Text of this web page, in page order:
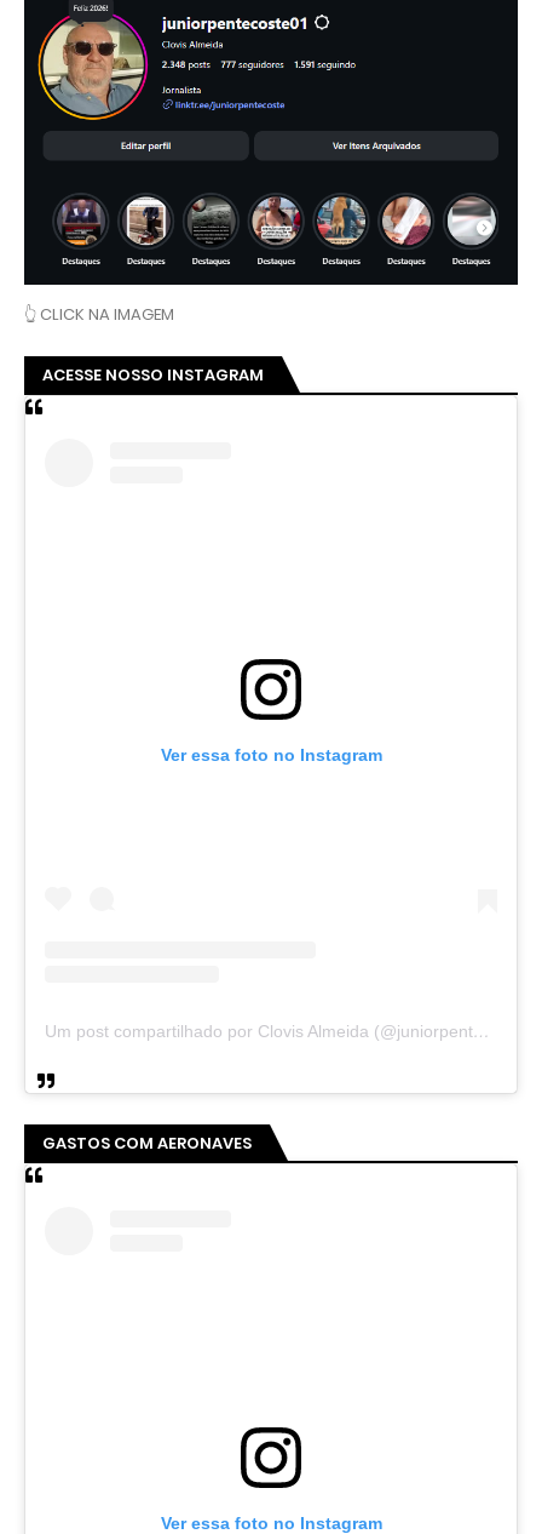
👆 CLICK NA IMAGEM
ACESSE NOSSO INSTAGRAM
Ver essa foto no Instagram
Um post compartilhado por Clovis Almeida (@juniorpentecoste01)
GASTOS COM AERONAVES
Ver essa foto no Instagram